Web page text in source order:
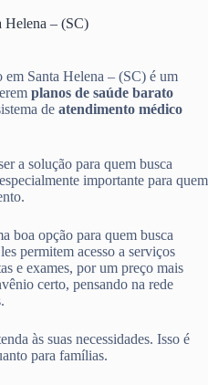
Helena – (SC)
Santa Helena – (SC) é um
planos de saúde barato
de atendimento médico
a solução para quem busca
importante para quem
boa opção para quem busca
permitem acesso a serviços
e exames, por um preço mais
certo, pensando na rede
às suas necessidades. Isso é
para famílias.